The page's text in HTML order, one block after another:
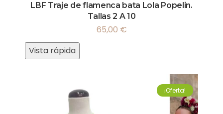
LBF Traje de flamenca bata Lola Popelin.
Tallas 2 A 10
65,00 €
Vista rápida
¡Oferta!